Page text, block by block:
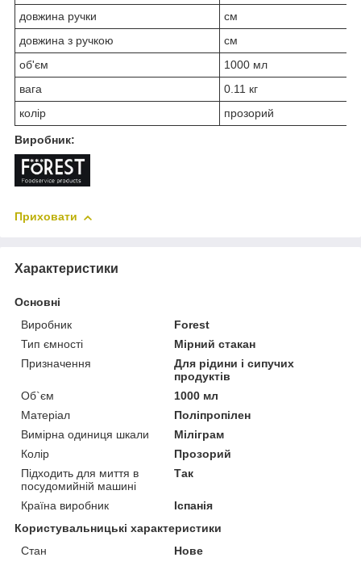
довжина ручки
см
довжина з ручкою
см
об'єм
1000 мл
вага
0.11 кг
колір
прозорий
Виробник:
Приховати
Характеристики
Основні
Виробник
Forest
Тип ємності
Мірний стакан
Призначення
Для рідини і сипучих
продуктів
Об`єм
1000 мл
Матеріал
Поліпропілен
Вимірна одиниця шкали
Міліграм
Колір
Прозорий
Підходить для миття в
посудомийній машині
Так
Країна виробник
Іспанія
Користувальницькі характеристики
Стан
Нове